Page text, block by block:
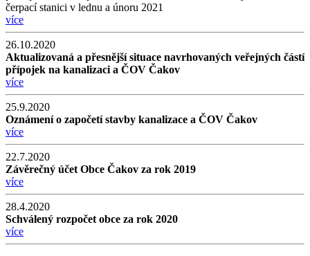
čerpací stanici v lednu a únoru 2021
více
26.10.2020
Aktualizovaná a přesnější situace navrhovaných veřejných částí
přípojek na kanalizaci a ČOV Čakov
více
25.9.2020
Oznámení o započetí stavby kanalizace a ČOV Čakov
více
22.7.2020
Závěrečný účet Obce Čakov za rok 2019
více
28.4.2020
Schválený rozpočet obce za rok 2020
více